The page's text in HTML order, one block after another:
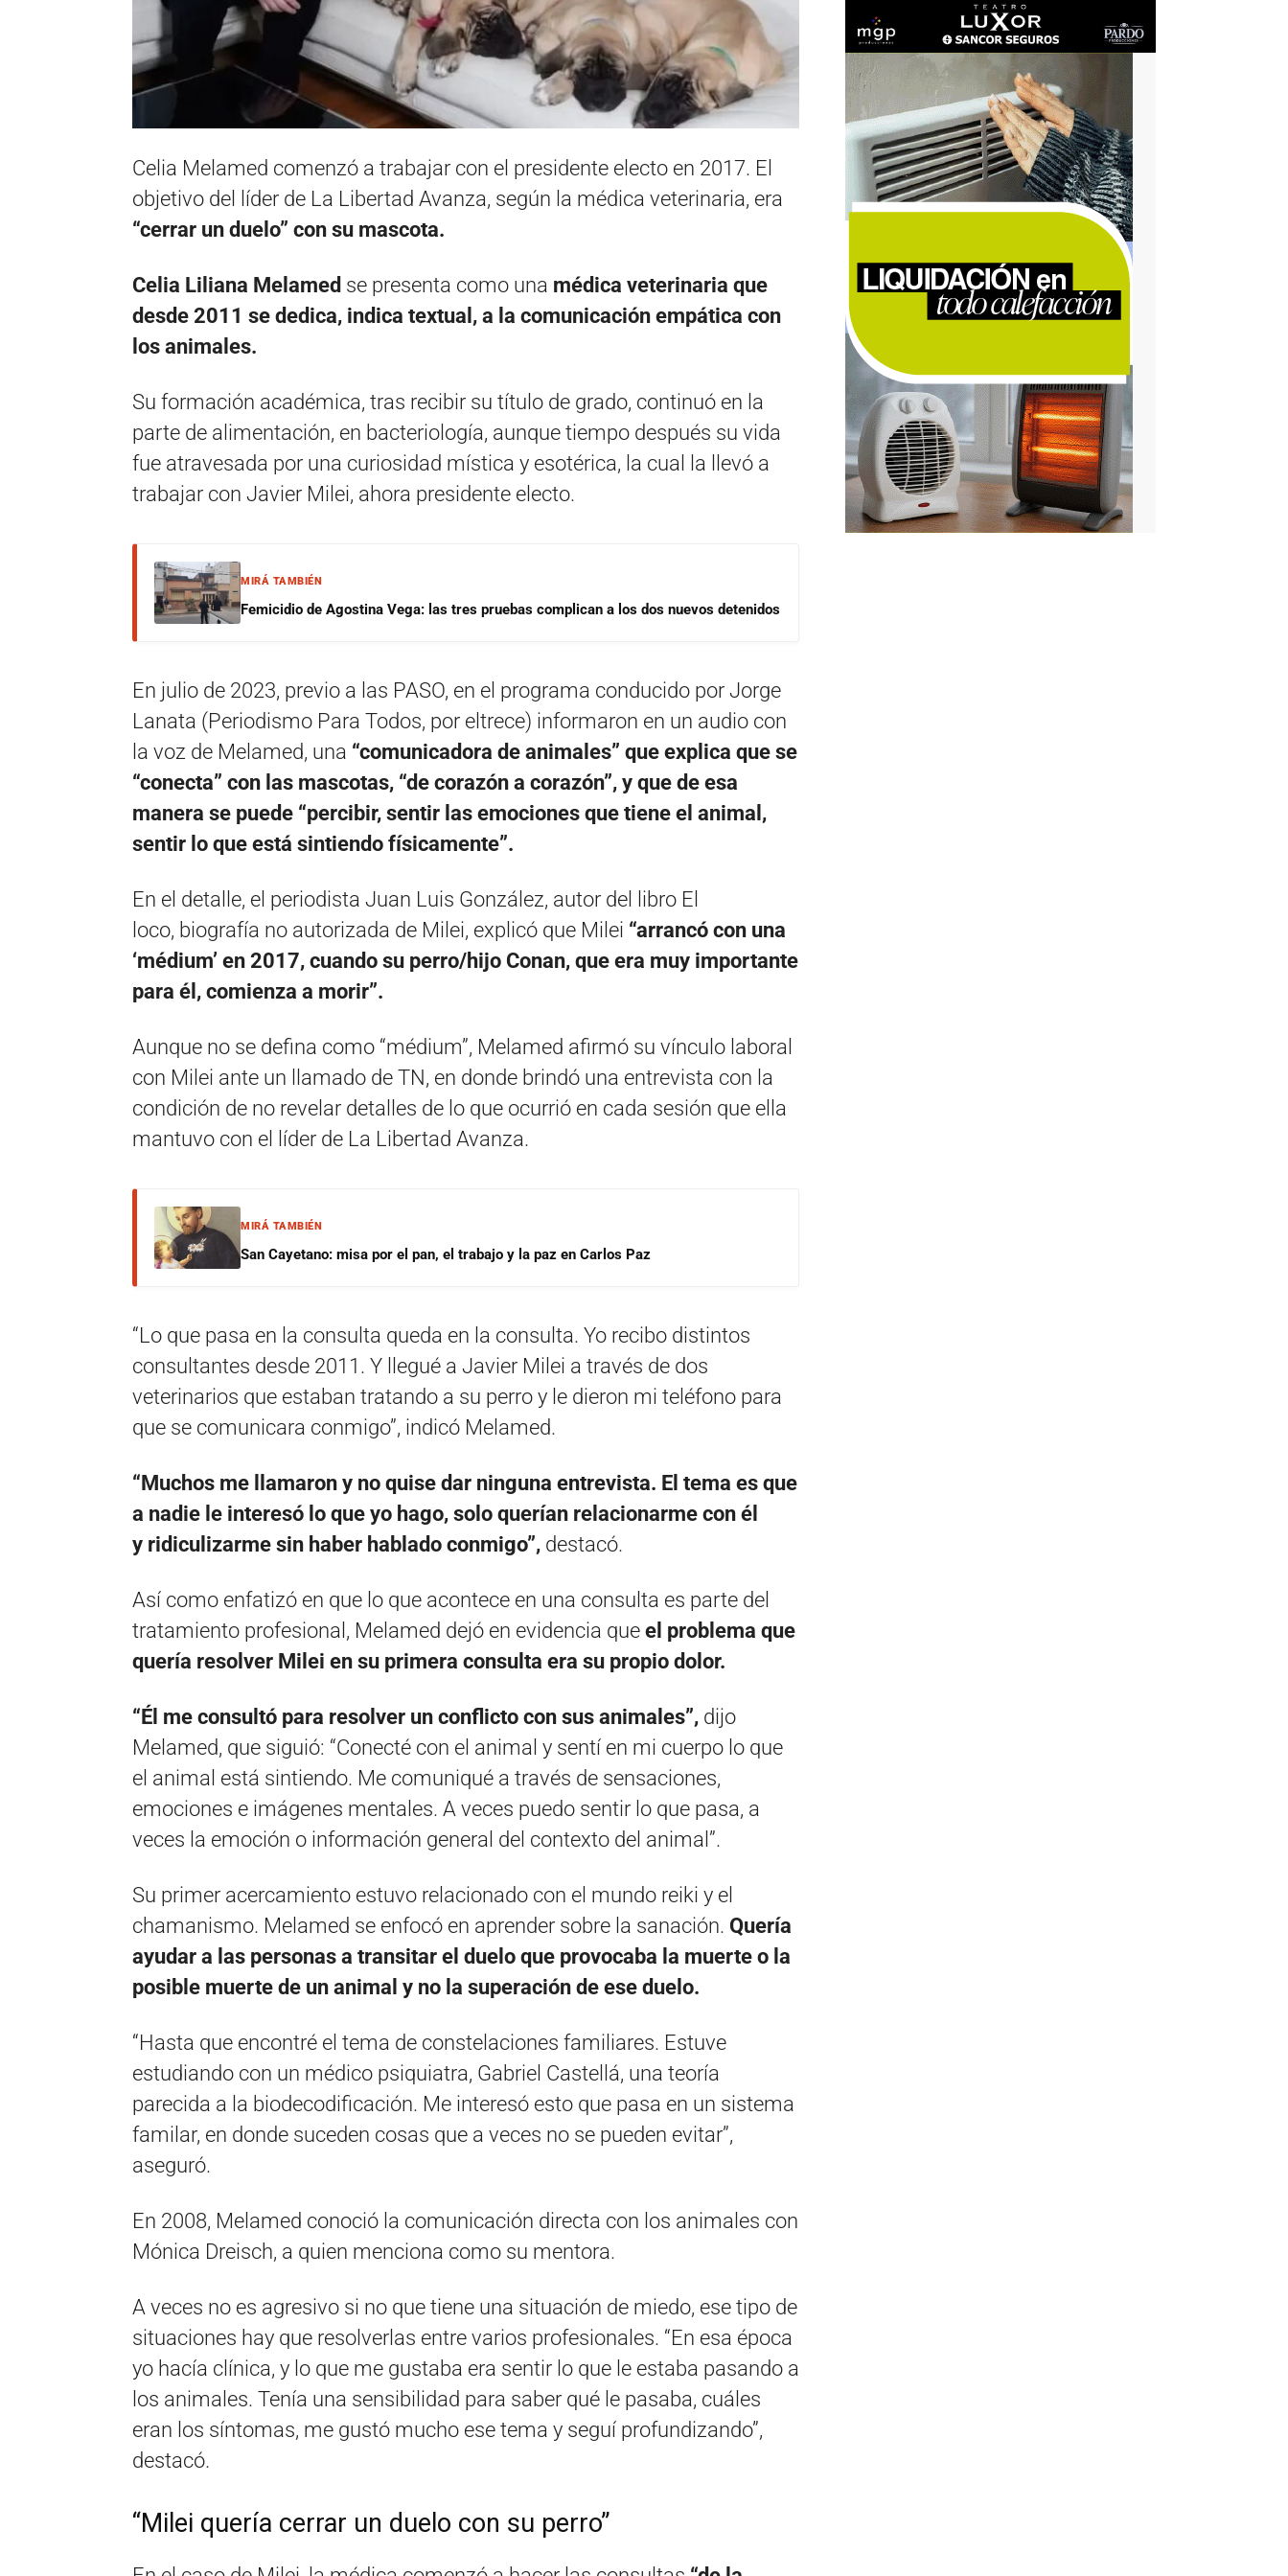
Celia Melamed comenzó a trabajar con el presidente electo en 2017. El
objetivo del líder de La Libertad Avanza, según la médica veterinaria, era
“cerrar un duelo” con su mascota.
Celia Liliana Melamed se presenta como una médica veterinaria que
desde 2011 se dedica, indica textual, a la comunicación empática con
los animales.
Su formación académica, tras recibir su título de grado, continuó en la
parte de alimentación, en bacteriología, aunque tiempo después su vida
fue atravesada por una curiosidad mística y esotérica, la cual la llevó a
trabajar con Javier Milei, ahora presidente electo.
MIRÁ TAMBIÉN
Femicidio de Agostina Vega: las tres pruebas complican a los dos nuevos detenidos
En julio de 2023, previo a las PASO, en el programa conducido por Jorge
Lanata (Periodismo Para Todos, por eltrece) informaron en un audio con
la voz de Melamed, una “comunicadora de animales” que explica que se
“conecta” con las mascotas, “de corazón a corazón”, y que de esa
manera se puede “percibir, sentir las emociones que tiene el animal,
sentir lo que está sintiendo físicamente”.
En el detalle, el periodista Juan Luis González, autor del libro El
loco, biografía no autorizada de Milei, explicó que Milei “arrancó con una
‘médium’ en 2017, cuando su perro/hijo Conan, que era muy importante
para él, comienza a morir”.
Aunque no se defina como “médium”, Melamed afirmó su vínculo laboral
con Milei ante un llamado de TN, en donde brindó una entrevista con la
condición de no revelar detalles de lo que ocurrió en cada sesión que ella
mantuvo con el líder de La Libertad Avanza.
MIRÁ TAMBIÉN
San Cayetano: misa por el pan, el trabajo y la paz en Carlos Paz
“Lo que pasa en la consulta queda en la consulta. Yo recibo distintos
consultantes desde 2011. Y llegué a Javier Milei a través de dos
veterinarios que estaban tratando a su perro y le dieron mi teléfono para
que se comunicara conmigo”, indicó Melamed.
“Muchos me llamaron y no quise dar ninguna entrevista. El tema es que
a nadie le interesó lo que yo hago, solo querían relacionarme con él
y ridiculizarme sin haber hablado conmigo”, destacó.
Así como enfatizó en que lo que acontece en una consulta es parte del
tratamiento profesional, Melamed dejó en evidencia que el problema que
quería resolver Milei en su primera consulta era su propio dolor.
“Él me consultó para resolver un conflicto con sus animales”, dijo
Melamed, que siguió: “Conecté con el animal y sentí en mi cuerpo lo que
el animal está sintiendo. Me comuniqué a través de sensaciones,
emociones e imágenes mentales. A veces puedo sentir lo que pasa, a
veces la emoción o información general del contexto del animal”.
Su primer acercamiento estuvo relacionado con el mundo reiki y el
chamanismo. Melamed se enfocó en aprender sobre la sanación. Quería
ayudar a las personas a transitar el duelo que provocaba la muerte o la
posible muerte de un animal y no la superación de ese duelo.
“Hasta que encontré el tema de constelaciones familiares. Estuve
estudiando con un médico psiquiatra, Gabriel Castellá, una teoría
parecida a la biodecodificación. Me interesó esto que pasa en un sistema
familar, en donde suceden cosas que a veces no se pueden evitar”,
aseguró.
En 2008, Melamed conoció la comunicación directa con los animales con
Mónica Dreisch, a quien menciona como su mentora.
A veces no es agresivo si no que tiene una situación de miedo, ese tipo de
situaciones hay que resolverlas entre varios profesionales. “En esa época
yo hacía clínica, y lo que me gustaba era sentir lo que le estaba pasando a
los animales. Tenía una sensibilidad para saber qué le pasaba, cuáles
eran los síntomas, me gustó mucho ese tema y seguí profundizando”,
destacó.
“Milei quería cerrar un duelo con su perro”